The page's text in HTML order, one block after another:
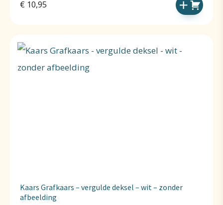
€ 10,95
Kaars Grafkaars – vergulde deksel – wit – zonder
afbeelding